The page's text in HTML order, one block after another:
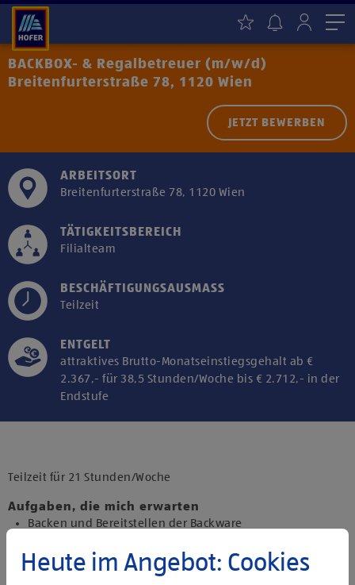
BACKBOX- & Regalbetreuer (m/w/d)
Breitenfurterstraße 78, 1120 Wien
JETZT BEWERBEN
ARBEITSORT
Breitenfurterstraße 78, 1120 Wien
TÄTIGKEITSBEREICH
Filialteam
BESCHÄFTIGUNGSAUSMASS
Teilzeit
ENTGELT
attraktives Brutto-Monatseinstiegsgehalt ab €
2.367,- für 38,5 Stunden/Woche bis € 2.712,- in der
Endstufe
Drittanbietern zu, um diesen Inhalt
Teilzeit für 21 Stunden/Woche
Aufgaben, die mich erwarten
Backen und Bereitstellen der Backware
Präsentieren von Obst und Gemüse sowie Durchführen
von Qualitätskontrollen
Heute im Angebot: Cookies